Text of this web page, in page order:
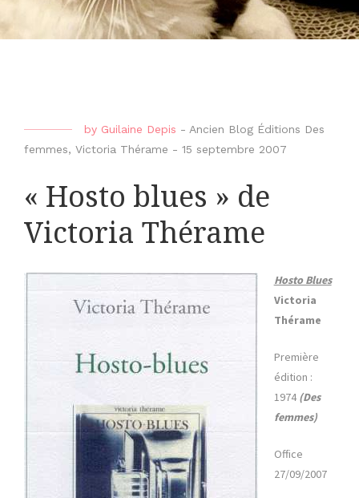
by Guilaine Depis - Ancien Blog Éditions Des
femmes, Victoria Thérame - 15 septembre 2007
« Hosto blues » de
Victoria Thérame
Hosto Blues
Victoria
Thérame
Première
édition :
1974(Des
femmes)
Office
27/09/2007